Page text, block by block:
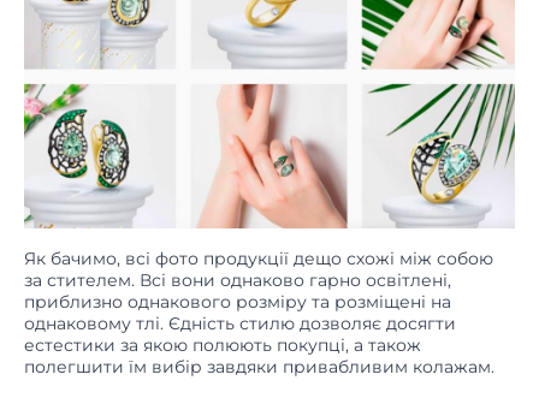
Як бачимо, всі фото продукції дещо схожі між собою
за стителем. Всі вони однаково гарно освітлені,
приблизно однакового розміру та розміщені на
однаковому тлі. Єдність стилю дозволяє досягти
естестики за якою полюють покупці, а також
полегшити їм вибір завдяки привабливим колажам.